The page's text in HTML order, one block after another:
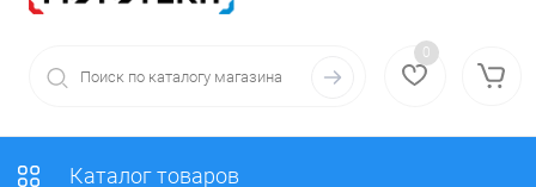
0
Каталог товаров